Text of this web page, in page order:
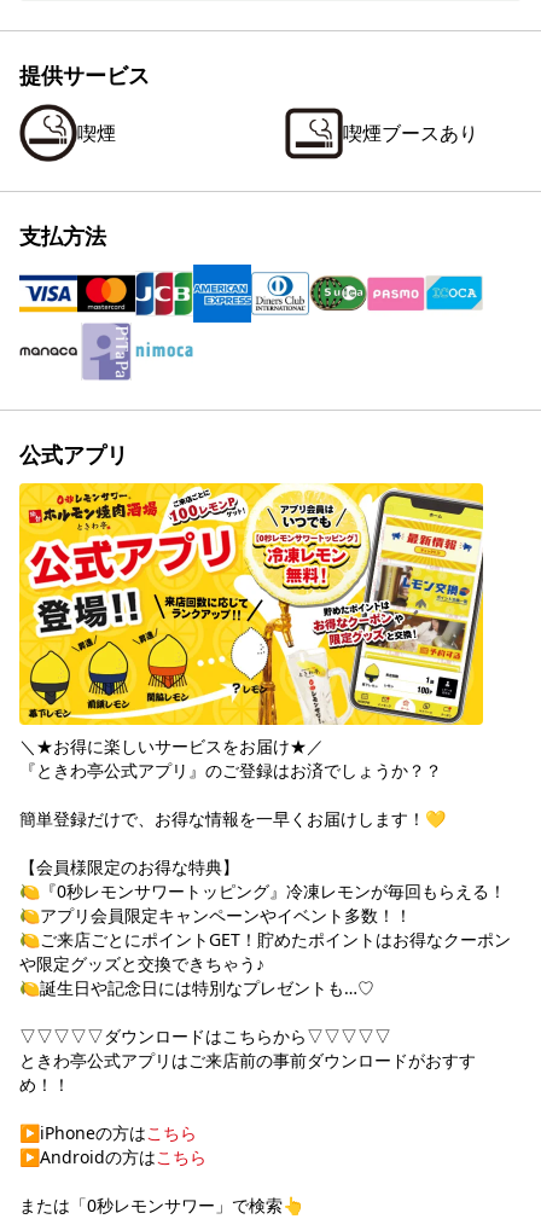
提供サービス
喫煙 喫煙ブースあり
支払方法
公式アプリ
＼★お得に楽しいサービスをお届け★／
『ときわ亭公式アプリ』のご登録はお済でしょうか？？
簡単登録だけで、お得な情報を一早くお届けします！💛
【会員様限定のお得な特典】
🍋『0秒レモンサワートッピング』冷凍レモンが毎回もらえる！
🍋アプリ会員限定キャンペーンやイベント多数！！
🍋ご来店ごとにポイントGET！貯めたポイントはお得なクーポン
や限定グッズと交換できちゃう♪
🍋誕生日や記念日には特別なプレゼントも…♡
▽▽▽▽▽ダウンロードはこちらから▽▽▽▽▽
ときわ亭公式アプリはご来店前の事前ダウンロードがおすす
め！！
▶︎iPhoneの方はこちら
▶︎Androidの方はこちら
または「0秒レモンサワー」で検索👆